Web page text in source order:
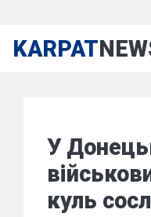
KARPAT
У
куль